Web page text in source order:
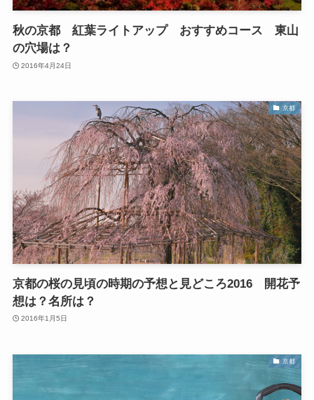
秋の京都 紅葉ライトアップ おすすめコース 東山
の穴場は？
2016年4月24日
京都
京都の桜の見頃の時期の予想と見どころ2016 開花予
想は？名所は？
2016年1月5日
京都